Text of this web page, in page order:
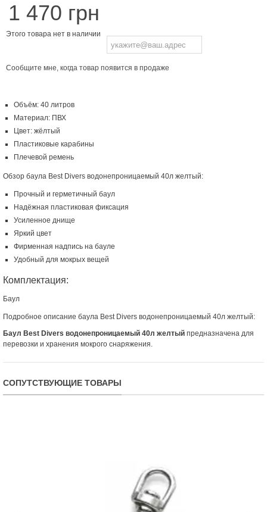
1 470 грн
Этого товара нет в наличии
Сообщите мне, когда товар появится в продаже
Объём: 40 литров
Материал: ПВХ
Цвет: жёлтый
Пластиковые карабины
Плечевой ремень
Обзор баула Best Divers водонепроницаемый 40л желтый:
Прочный и герметичный баул
Надёжная пластиковая фиксация
Усиленное днище
Яркий цвет
Фирменная надпись на бауле
Удобный для мокрых вещей
Комплектация:
Баул
Подробное описание баула Best Divers водонепроницаемый 40л желтый:
Баул Best Divers водонепроницаемый 40л желтый предназначена для
перевозки и хранения мокрого снаряжения.
СОПУТСТВУЮЩИЕ ТОВАРЫ